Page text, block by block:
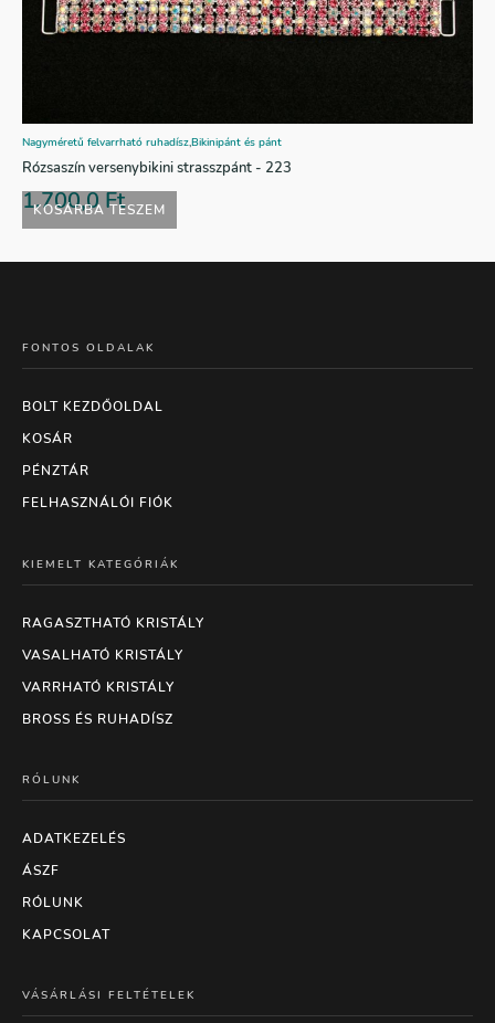
KOSÁRBA TESZEM
Nagyméretű felvarrható ruhadísz,Bikinipánt és pánt
Rózsaszín versenybikini strasszpánt - 223
1.700,0Ft
FONTOS OLDALAK
BOLT KEZDŐOLDAL
KOSÁR
PÉNZTÁR
FELHASZNÁLÓI FIÓK
KIEMELT KATEGÓRIÁK
RAGASZTHATÓ KRISTÁLY
VASALHATÓ KRISTÁLY
VARRHATÓ KRISTÁLY
BROSS ÉS RUHADÍSZ
RÓLUNK
ADATKEZELÉS
ÁSZF
RÓLUNK
KAPCSOLAT
VÁSÁRLÁSI FELTÉTELEK